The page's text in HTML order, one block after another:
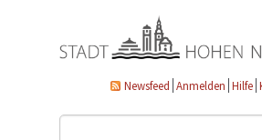
Newsfeed Anmelden Hilfe